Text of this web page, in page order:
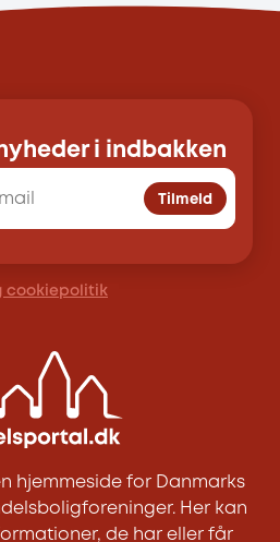
i indbakken
Tilmeld
cookiepolitik
hjemmeside for Danmarks
Her kan
de har eller får